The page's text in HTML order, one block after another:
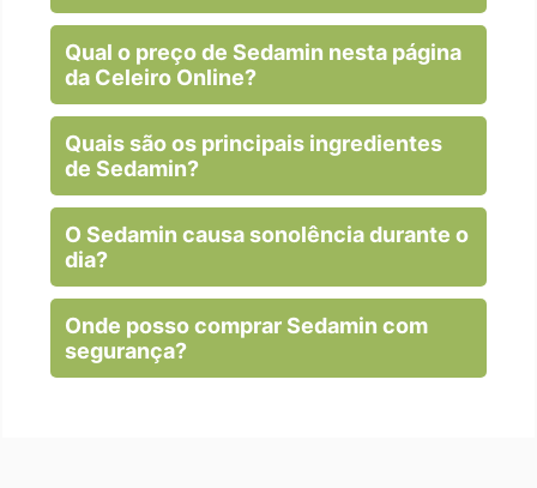
Qual o preço de Sedamin nesta página
da Celeiro Online?
Quais são os principais ingredientes
de Sedamin?
O Sedamin causa sonolência durante o
dia?
Onde posso comprar Sedamin com
segurança?